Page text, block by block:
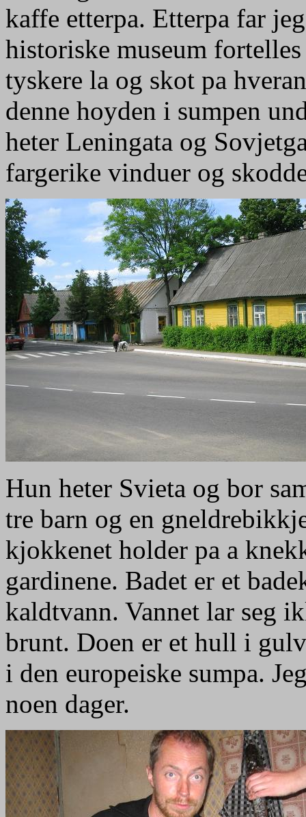
kaffe etterpa. Etterpa far
historiske museum
tyskere la og skot pa
denne hoyden i sumpen
heter Leningata og
fargerike vinduer og
Hun heter Svieta og bor
tre barn og en
kjokkenet holder pa a
gardinene. Badet er et
kaldtvann. Vannet lar seg
brunt. Doen er et hull i
i den europeiske sumpa.
noen dager.